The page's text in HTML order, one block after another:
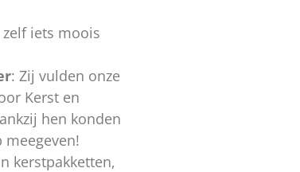
iets moois
: Zij vulden onze
Kerst en
hen konden
kerstpakketten,